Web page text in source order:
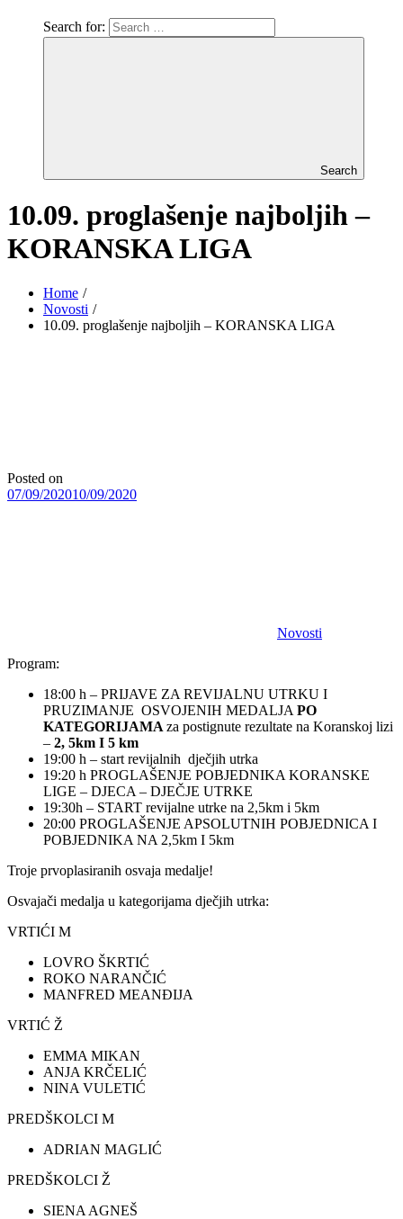
Search for:
Search
10.09. proglašenje najboljih –
KORANSKA LIGA
Home
Novosti
10.09. proglašenje najboljih – KORANSKA LIGA
Posted on
07/09/202010/09/2020
Novosti
Program:
18:00 h – PRIJAVE ZA REVIJALNU UTRKU I
PRUZIMANJE OSVOJENIH MEDALJA PO
KATEGORIJAMA za postignute rezultate na Koranskoj lizi
– 2, 5km I 5 km
19:00 h – start revijalnih dječjih utrka
19:20 h PROGLAŠENJE POBJEDNIKA KORANSKE
LIGE – DJECA – DJEČJE UTRKE
19:30h – START revijalne utrke na 2,5km i 5km
20:00 PROGLAŠENJE APSOLUTNIH POBJEDNICA I
POBJEDNIKA NA 2,5km I 5km
Troje prvoplasiranih osvaja medalje!
Osvajači medalja u kategorijama dječjih utrka:
VRTIĆI M
LOVRO ŠKRTIĆ
ROKO NARANČIĆ
MANFRED MEANĐIJA
VRTIĆ Ž
EMMA MIKAN
ANJA KRČELIĆ
NINA VULETIĆ
PREDŠKOLCI M
ADRIAN MAGLIĆ
PREDŠKOLCI Ž
SIENA AGNEŠ